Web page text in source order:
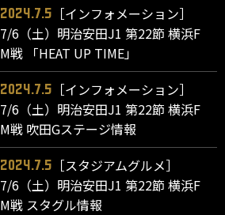
2024.7.5
［インフォメーション］
7/6（土）明治安田J1 第22節 横浜F
M戦 「HEAT UP TIME」
2024.7.5
［インフォメーション］
7/6（土）明治安田J1 第22節 横浜F
M戦 吹田Gステージ情報
2024.7.5
［スタジアムグルメ］
7/6（土）明治安田J1 第22節 横浜F
M戦 スタグル情報